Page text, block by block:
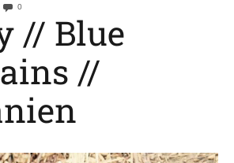
0
// Blue
//